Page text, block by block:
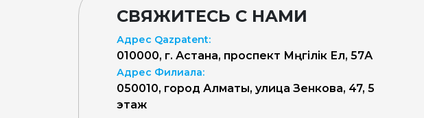
СВЯЖИТЕСЬ С НАМИ
Адрес Qazpatent:
010000, г. Астана, проспект Мәңгілік Ел, 57А
Адрес Филиала:
050010, город Алматы, улица Зенкова, 47, 5
этаж